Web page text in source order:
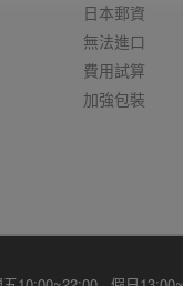
日本郵資
無法進口
費用試算
加強包裝